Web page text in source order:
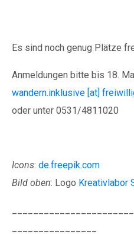
Es sind noch genug Plätze
Anmeldungen bitte bis 18.
wandern.inklusive [at]
oder unter 0531/4811020
Icons: de.freepik.com
Bild oben: Logo Kreativlabor